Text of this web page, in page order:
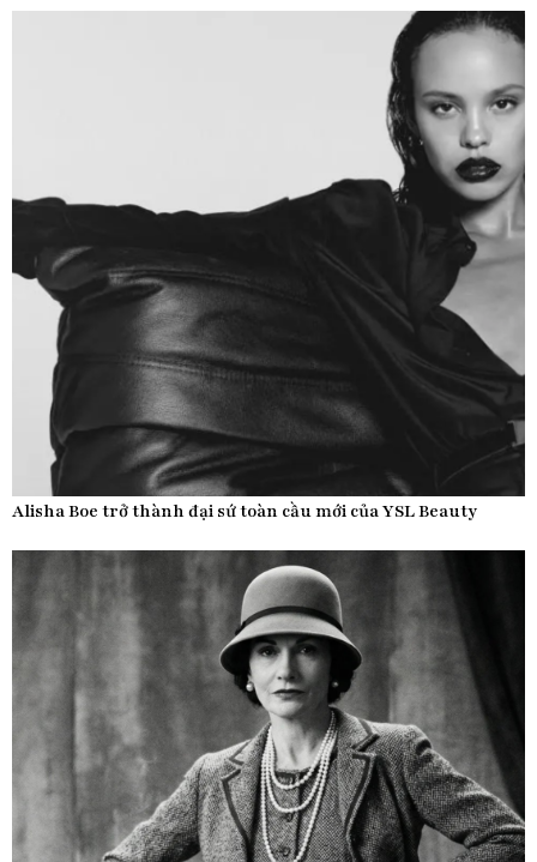
Alisha Boe trở thành đại sứ toàn cầu mới của YSL Beauty